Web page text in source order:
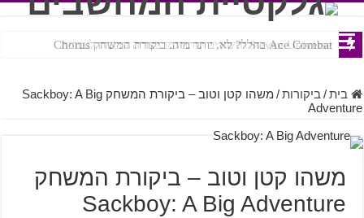
Ace Combat בחלל? לא, יותר מזה. ביקורת המשחק Chorus
Steven Universe והשירים שתורגמו בצורה נוראית לעברית
בית / ביקורות /
משהו קטן וטוב – ביקורת המשחק Sackboy: A Big
Adventure
משהו קטן וטוב – ביקורת המשחק
Sackboy: A Big Adventure